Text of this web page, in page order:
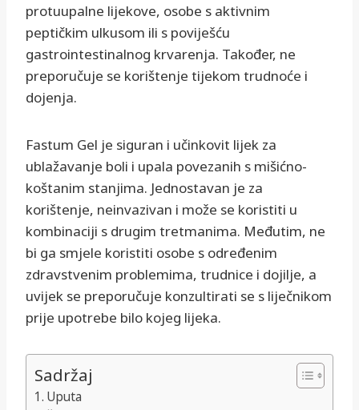
protuupalne lijekove, osobe s aktivnim
peptičkim ulkusom ili s poviješću
gastrointestinalnog krvarenja. Također, ne
preporučuje se korištenje tijekom trudnoće i
dojenja.
Fastum Gel je siguran i učinkovit lijek za
ublažavanje boli i upala povezanih s mišićno-
koštanim stanjima. Jednostavan je za
korištenje, neinvazivan i može se koristiti u
kombinaciji s drugim tretmanima. Međutim, ne
bi ga smjele koristiti osobe s određenim
zdravstvenim problemima, trudnice i dojilje, a
uvijek se preporučuje konzultirati se s liječnikom
prije upotrebe bilo kojeg lijeka.
Sadržaj
Uputa